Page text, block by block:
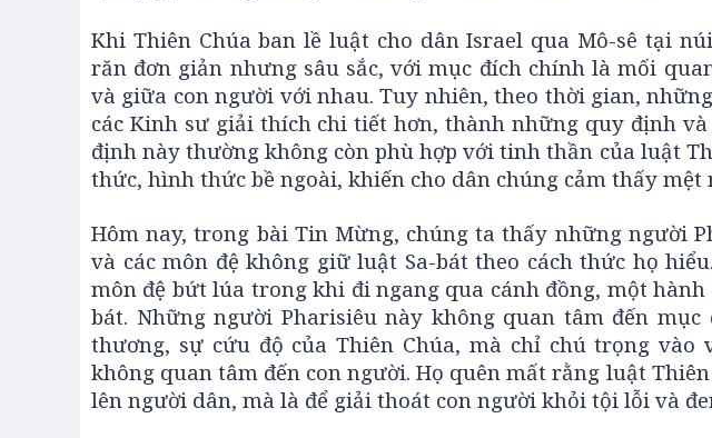
Khi Thiên Chúa ban lề luật cho dân Israel qua Mô-sê tại
răn đơn giản nhưng sâu sắc, với mục đích chính là mối
và giữa con người với nhau. Tuy nhiên, theo thời gian,
các Kinh sư giải thích chi tiết hơn, thành những quy định
định này thường không còn phù hợp với tinh thần của luật
thức, hình thức bề ngoài, khiến cho dân chúng cảm thấy
Hôm nay, trong bài Tin Mừng, chúng ta thấy những người
và các môn đệ không giữ luật Sa-bát theo cách thức họ
môn đệ bứt lúa trong khi đi ngang qua cánh đồng, một
bát. Những người Pharisiêu này không quan tâm đến
thương, sự cứu độ của Thiên Chúa, mà chỉ chú trọng vào
không quan tâm đến con người. Họ quên mất rằng luật
lên người dân, mà là để giải thoát con người khỏi tội lỗi và